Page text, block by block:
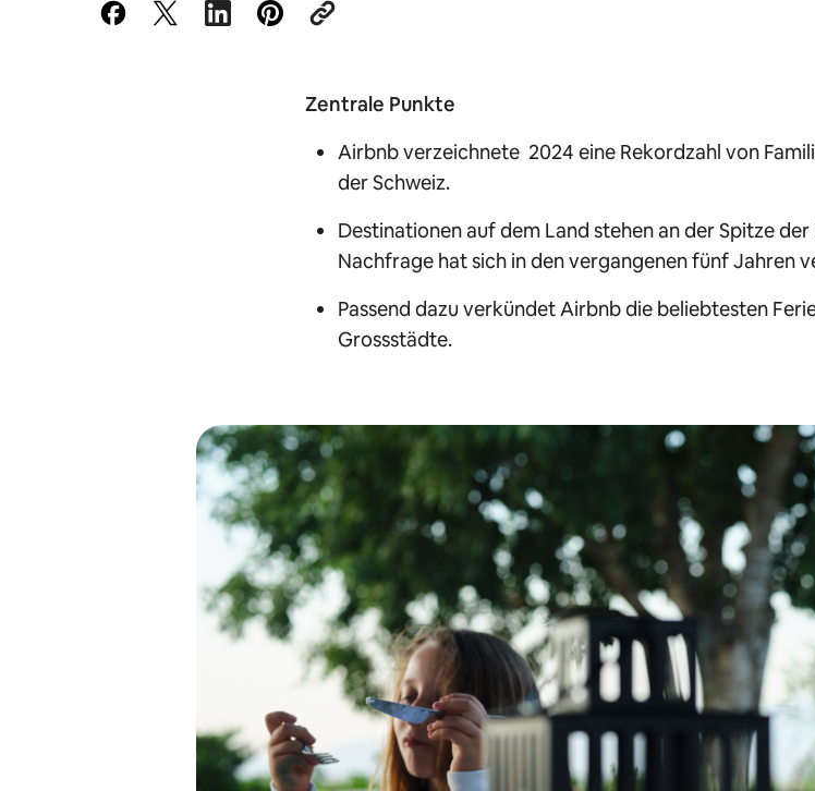
Zentrale Punkte
Airbnb verzeichnete 2024 eine Rekordzahl von
der Schweiz.
Destinationen auf dem Land stehen an der Spitze
Nachfrage hat sich in den vergangenen fünf Jahren
Passend dazu verkündet Airbnb die beliebtesten
Grossstädte.